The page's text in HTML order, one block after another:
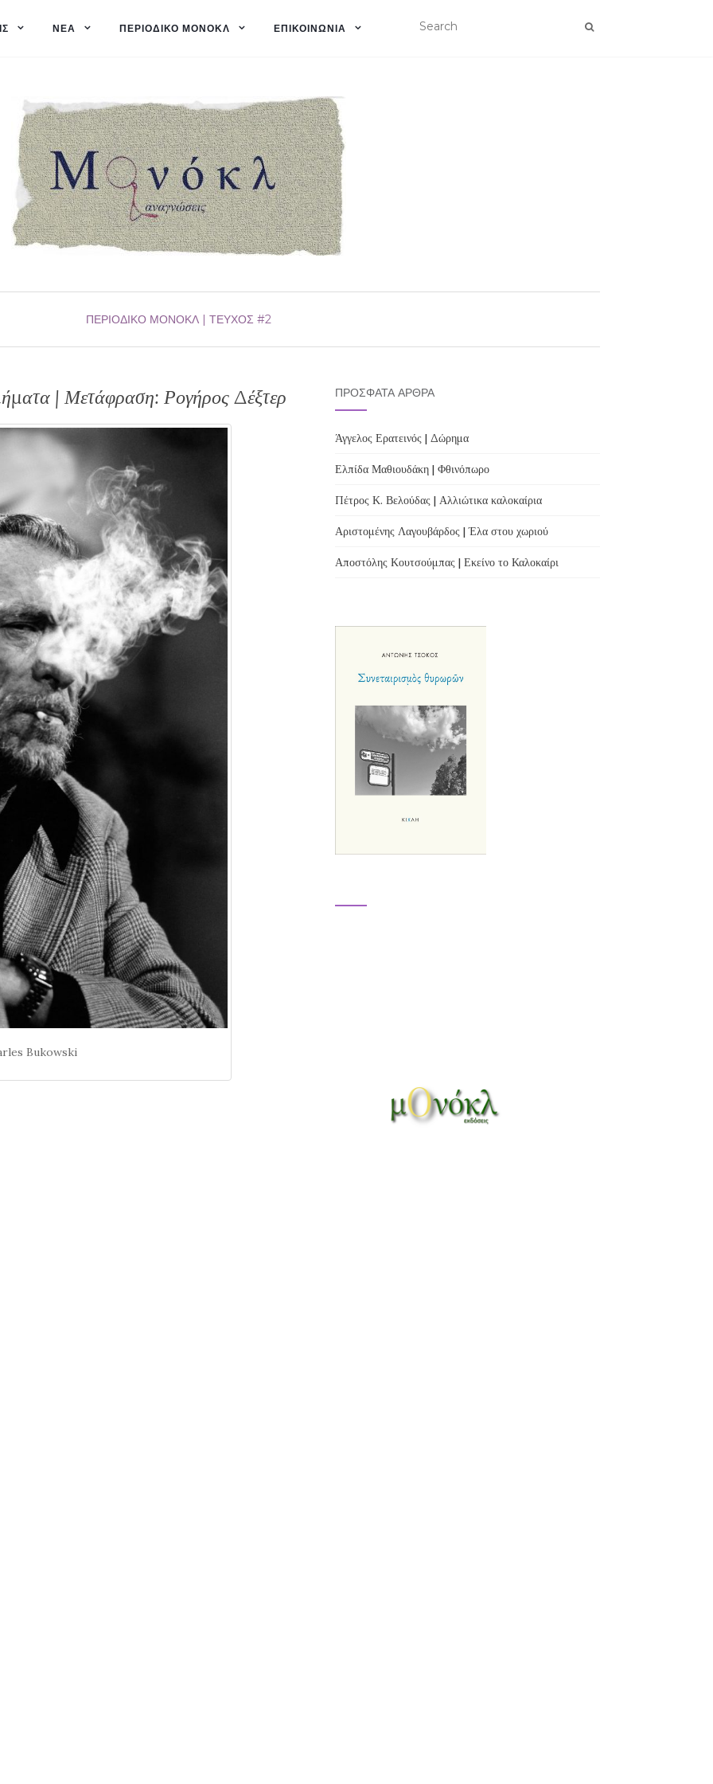
ΝΈΑ ΠΕΡΙΟΔΙΚΌ ΜΟΝΌΚΛ ΕΠΙΚΟΙΝΩΝΊΑ
ΠΕΡΙΟΔΙΚΌ ΜΟΝΌΚΛ | ΤΕΎΧΟΣ #2
| Μετάφραση: Ρογήρος Δέξτερ
Bukowski
ΠΡΌΣΦΑΤΑ ΆΡΘΡΑ
Άγγελος Ερατεινός | Δώρημα
Ελπίδα Μαθιουδάκη | Φθινόπωρο
Πέτρος Κ. Βελούδας | Αλλιώτικα καλοκαίρια
Αριστομένης Λαγουβάρδος | Έλα στου χωριού
Αποστόλης Κουτσούμπας | Εκείνο το Καλοκαίρι